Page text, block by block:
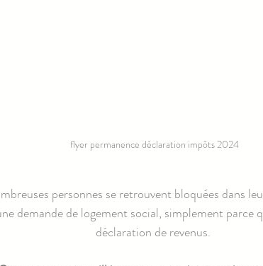
flyer permanence déclaration impôts 2024
personnes se retrouvent bloquées dans
demande de logement social, simplement parce
déclaration de revenus.